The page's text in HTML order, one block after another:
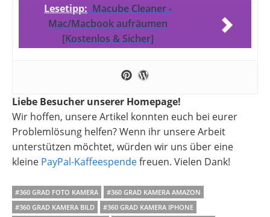
Lesetipp: Macube Cleaner -
Mac/Macbook aufräumen
[Kostenlos & Sicher]
Liebe Besucher unserer Homepage!
Wir hoffen, unsere Artikel konnten euch bei eurer
Problemlösung helfen? Wenn ihr unsere Arbeit
unterstützen möchtet, würden wir uns über eine
kleine PayPal-Kaffeespendefreuen. Vielen Dank!
#360 GRAD FOTO KAMERA
#360 GRAD KAMERA AMAZON
#360 GRAD KAMERA BILD
#360 GRAD KAMERA IPHONE